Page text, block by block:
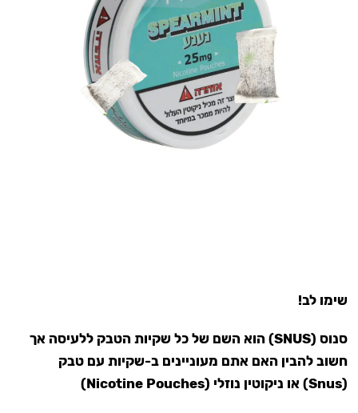
שימו לב!
סנוס (SNUS) הוא השם של כל שקיות הטבק ללעיסה אך
חשוב להבין האם אתם מעוניינים ב-שקיות עם טבק
(Snus) או ניקוטין נוזלי (Nicotine Pouches)